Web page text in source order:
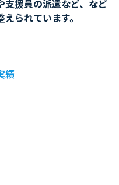
支援員の派遣など、など
られています。
績